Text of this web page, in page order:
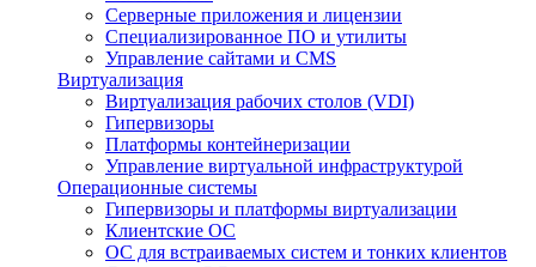
Серверные приложения и лицензии
Специализированное ПО и утилиты
Управление сайтами и CMS
Виртуализация
Виртуализация рабочих столов (VDI)
Гипервизоры
Платформы контейнеризации
Управление виртуальной инфраструктурой
Операционные системы
Гипервизоры и платформы виртуализации
Клиентские ОС
ОС для встраиваемых систем и тонких клиентов